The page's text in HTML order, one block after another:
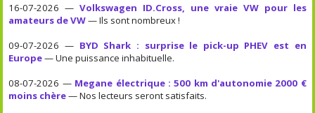
16-07-2026 —Volkswagen ID.Cross, une vraie VW pour les
amateurs de VW— Ils sont nombreux !
09-07-2026 — BYD Shark : surprise le pick-up PHEV est en
Europe— Une puissance inhabituelle.
08-07-2026 — Megane électrique : 500 km d'autonomie 2000 €
moins chère— Nos lecteurs seront satisfaits.